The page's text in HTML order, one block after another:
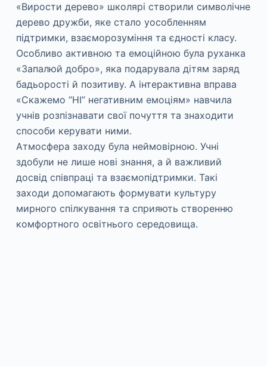
«Вирости дерево» школярі створили символічне
дерево дружби, яке стало уособленням
підтримки, взаєморозуміння та єдності класу.
Особливо активною та емоційною була руханка
«Запалюй добро», яка подарувала дітям заряд
бадьорості й позитиву. А інтерактивна вправа
«Скажемо “НІ” негативним емоціям» навчила
учнів розпізнавати свої почуття та знаходити
способи керувати ними.
Атмосфера заходу була неймовірною. Учні
здобули не лише нові знання, а й важливий
досвід співпраці та взаємопідтримки. Такі
заходи допомагають формувати культуру
мирного спілкування та сприяють створенню
комфортного освітнього середовища.